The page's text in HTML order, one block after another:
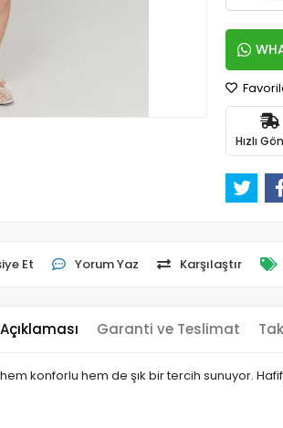
Hızlı
Et Yorum Yaz Karşılaştır
Garanti ve Teslimat
konforlu hem de şık bir tercih sunuyor.